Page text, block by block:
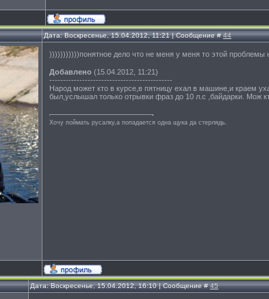
Дата: Воскресенье, 15.04.2012, 11:21 | Сообщение #44
)))))))))))понятное дело что не меня у меня то этой проблемы
Добавлено (15.04.2012, 11:21)
---------------------------------------------
Народ может кто в курсе,в пятницу ехал в машине,и краем
был,услышал только отрывки фраз до 10 л.с ,байдарки. Мож
Хочу поймать русалку,а попадается одна щука да стерлядь.
Дата: Воскресенье, 15.04.2012, 16:10 | Сообщение #45